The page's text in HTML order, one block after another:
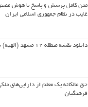
متن کامل پرسش و پاسخ با هوش
غایب در نظام جمهوری اسلامی ایران
دانلود نقشه منطقه ۱۲ مشهد (الهیه) به تفکیک کاربریها
حق مالکانه یک معلم از دارایی‌های
فرهنگیان